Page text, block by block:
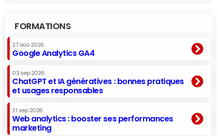
FORMATIONS
27 aoû 2026
Google Analytics GA4
03 sep 2026
ChatGPT et IA génératives : bonnes pratiques
et usages responsables
21 sep 2026
Web analytics : booster ses performances
marketing